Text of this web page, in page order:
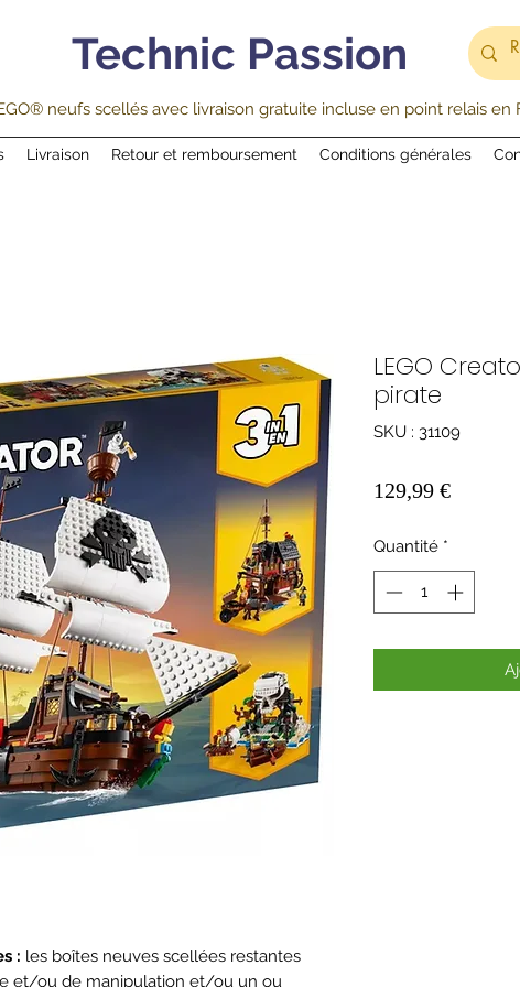
Technic Passion
neufs scellés avec livraison gratuite incluse en point relais en
Livraison Retour et remboursement Conditions générales
: les boîtes neuves scellées restantes
et/ou de manipulation et/ou un ou
LEGO
pirate
SKU : 31109
129,99 €Prix
Quantité *